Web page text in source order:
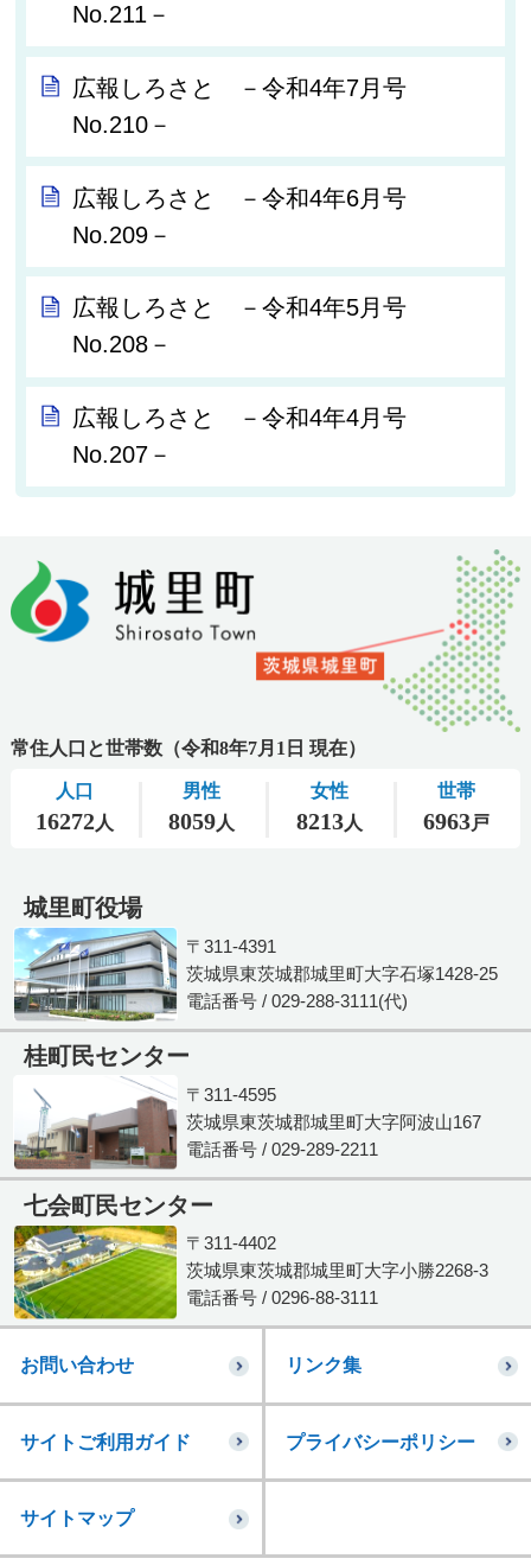
No.211－
広報しろさと －令和4年7月号
No.210－
広報しろさと －令和4年6月号
No.209－
広報しろさと －令和4年5月号
No.208－
広報しろさと －令和4年4月号
No.207－
城里町役場
〒311-4391
茨城県東茨城郡城里町大字石塚1428-25
電話番号 / 029-288-3111(代)
桂町民センター
〒311-4595
茨城県東茨城郡城里町大字阿波山167
電話番号 / 029-289-2211
七会町民センター
〒311-4402
茨城県東茨城郡城里町大字小勝2268-3
電話番号 / 0296-88-3111
お問い合わせ リンク集
サイトご利用ガイド プライバシーポリシー
サイトマップ